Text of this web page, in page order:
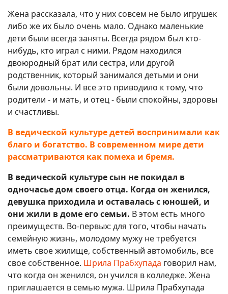
Жена рассказала, что у них совсем не было игрушек
либо же их было очень мало. Однако маленькие
дети были всегда заняты. Всегда рядом был кто-
нибудь, кто играл с ними. Рядом находился
двоюродный брат или сестра, или другой
родственник, который занимался детьми и они
были довольны. И все это приводило к тому, что
родители - и мать, и отец - были спокойны, здоровы
и счастливы.
В ведической культуре детей воспринимали как
благо и богатство. В современном мире дети
рассматриваются как помеха и бремя.
В ведической культуре сын не покидал в
одночасье дом своего отца. Когда он женился,
девушка приходила и оставалась с юношей, и
они жили в доме его семьи. В этом есть много
преимуществ. Во-первых: для того, чтобы начать
семейную жизнь, молодому мужу не требуется
иметь свое жилище, собственный автомобиль, все
свое собственное. Шрила Прабхупада говорил нам,
что когда он женился, он учился в колледже. Жена
приглашается в семью мужа. Шрила Прабхупада